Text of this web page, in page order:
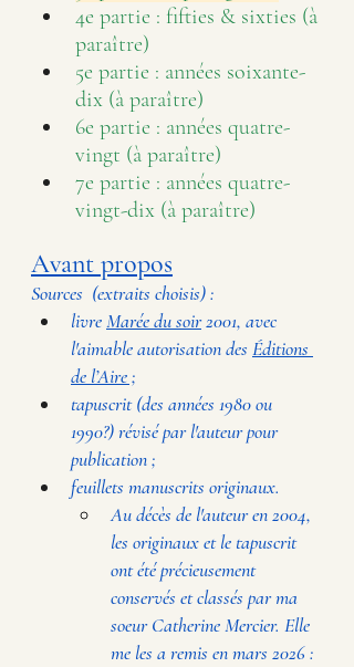
4e partie : fifties & sixties (à
paraître)
5e partie : années soixante-
dix (à paraître)
6e partie : années quatre-
vingt (à paraître)
7e partie : années quatre-
vingt-dix (à paraître)
Avant propos
Sources  (extraits choisis) :
livre Marée du soir 2001, avec
l'aimable autorisation des Éditions
de l’Aire ;
tapuscrit (des années 1980 ou
1990?) révisé par l'auteur pour
publication ;
feuillets manuscrits originaux.
Au décès de l'auteur en 2004,
les originaux et le tapuscrit
ont été précieusement
conservés et classés par ma
soeur Catherine Mercier. Elle
me les a remis en mars 2026 :